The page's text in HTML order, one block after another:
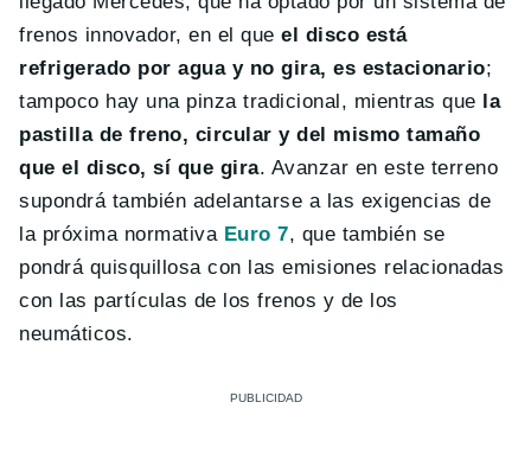
frenos innovador, en el queel disco está
refrigerado por agua y no gira, es estacionario;
tampoco hay una pinza tradicional, mientras que la
pastilla de freno, circular y del mismo tamaño
que el disco, sí que gira. Avanzar en este terreno
supondrá también adelantarse a las exigencias de
la próxima normativa Euro 7, que también se
pondrá quisquillosa con las emisiones relacionadas
con las partículas de los frenos y de los
neumáticos.